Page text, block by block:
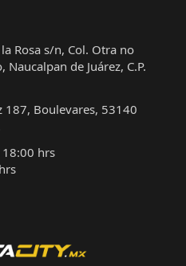
Rosa s/n, Col. Otra no
de Juárez, C.P.
187, Boulevares, 53140
18:00 hrs